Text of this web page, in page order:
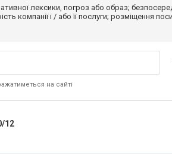
лексики, погроз або образ;
компанії і / або її послуги; розміщення
на сайті
12